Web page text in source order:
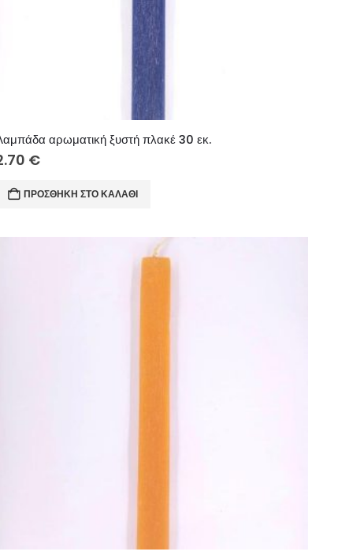
αρωματική ξυστή πλακέ 30 εκ.
€
ΠΡΟΣΘΉΚΗ ΣΤΟ ΚΑΛΆΘΙ